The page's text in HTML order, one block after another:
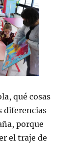
qué cosas
diferencias
porque
el traje de